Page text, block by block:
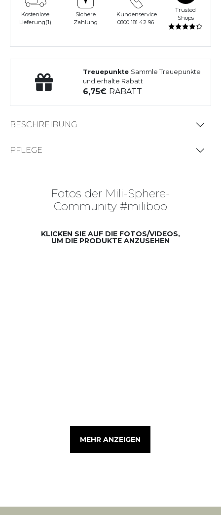
Kostenlose
Lieferung(1)
Sichere
Zahlung
Kundenservice
0800 181 42 96
Trusted
Shops
Treuepunkte Sammle Treuepunkte
und erhalte Rabatt
6,75 RABATT
BESCHREIBUNG
PFLEGE
Fotos der Mili-Sphere-
Community #miliboo
KLICKEN SIE AUF DIE FOTOS/VIDEOS,
UM DIE PRODUKTE ANZUSEHEN
MEHR ANZEIGEN